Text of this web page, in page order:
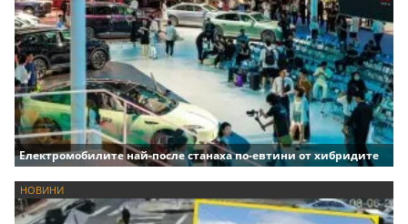
Електромобилите най-после станаха по-евтини от хибридите
НОВИНИ